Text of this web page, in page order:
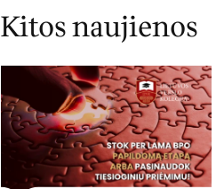
Kitos naujienos